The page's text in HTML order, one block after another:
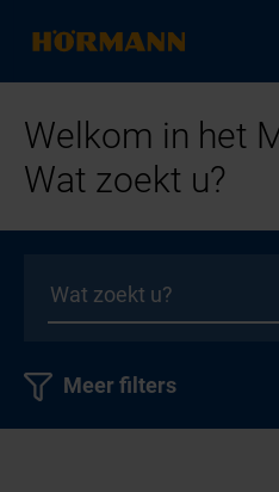
Welkom in het
Wat zoekt u?
Meer filters